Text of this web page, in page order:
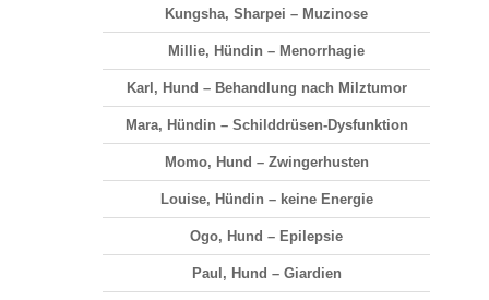
Kungsha, Sharpei – Muzinose
Millie, Hündin – Menorrhagie
Karl, Hund – Behandlung nach Milztumor
Mara, Hündin – Schilddrüsen-Dysfunktion
Momo, Hund – Zwingerhusten
Louise, Hündin – keine Energie
Ogo, Hund – Epilepsie
Paul, Hund – Giardien